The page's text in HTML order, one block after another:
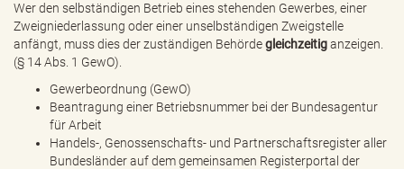
Wer den selbständigen Betrieb eines stehenden Gewerbes, einer
Zweigniederlassung oder einer unselbständigen Zweigstelle
anfängt, muss dies der zuständigen Behördegleichzeitiganzeigen.
(§ 14 Abs. 1 GewO).
Gewerbeordnung (GewO)
Beantragung einer Betriebsnummer bei der Bundesagentur
für Arbeit
Handels-, Genossenschafts- und Partnerschaftsregister aller
Bundesländer auf dem gemeinsamen Registerportal der